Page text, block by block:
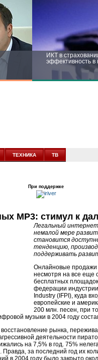
ИКТ в
эффективность в
новых условиях
ТЕХНИКА ТВ
При поддержке
МР3: стимул к
Легальный
немалой мере
становится
тенденцию,
поддерживать
Онлайновые продажи
несмотря на все еще
бесплатных
федерации
Industry (IFPI), куда
европейские и
200 млн. песен, при
музыки в 2004 году
восстановление рынка,
деятельности
на 7,5% в год. 75%
Правда, за последний год их
в 2004 году было закрыто